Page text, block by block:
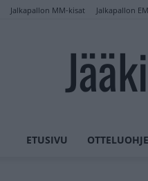
Jalkapallon MM-kisat Jalkapallon
ETUSIVU